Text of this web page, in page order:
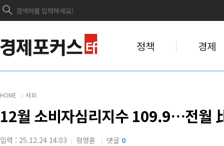
정책 경제
HOME 사회
12월 소비자심리지수 109.9…전
입력 : 25.12.24 14:03 | 정영훈 | 댓글 0